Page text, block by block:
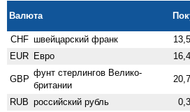
Валюта
CHF швейцарский франк
EUR Евро
GBP
фунт стерлингов Велико­
британии
RUB российский рубль